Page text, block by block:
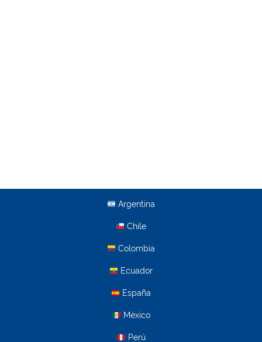
Argentina
Chile
Colombia
Ecuador
España
México
Perú